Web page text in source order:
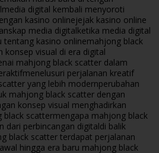
media digital kembali menyoroti
kasino onlinejejak kasino online
media digitalketika media digital
tentang kasino onlinemahjong black
konsep visual di era digital
mahjong black scatter dalam
menelusuri perjalanan kreatif
yang lebih modernperubahan
mahjong black scatter dengan
konsep visual menghadirkan
black scattermengapa mahjong black
dari perbincangan digitaldi balik
black scatter terdapat perjalanan
hingga era baru mahjong black